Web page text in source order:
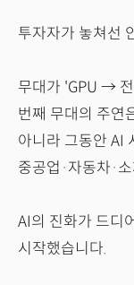
투자자가 놓쳐선
무대가 'GPU →
번째 무대의 주연
아니라 그동안 AI
중공업·자동차·
AI의 진화가 드디
시작했습니다.